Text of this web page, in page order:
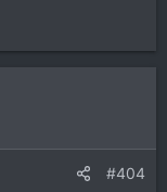
#404